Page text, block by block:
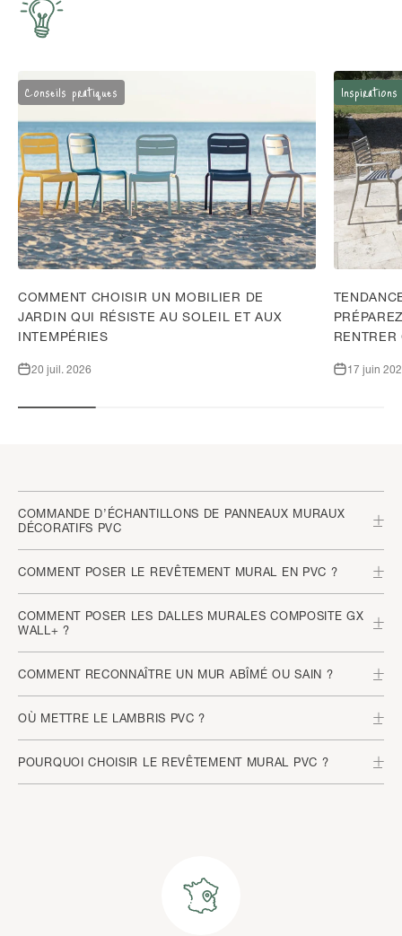
Conseils pratiques
COMMENT CHOISIR UN MOBILIER DE
JARDIN QUI RÉSISTE AU SOLEIL ET AUX
INTEMPÉRIES
20 juil. 2026
Inspirations
17 juin
COMMANDE D’ÉCHANTILLONS DE PANNEAUX MURAUX
DÉCORATIFS PVC
COMMENT POSER LE REVÊTEMENT MURAL EN PVC ?
COMMENT POSER LES DALLES MURALES COMPOSITE GX
WALL+ ?
COMMENT RECONNAÎTRE UN MUR ABÎMÉ OU SAIN ?
OÙ METTRE LE LAMBRIS PVC ?
POURQUOI CHOISIR LE REVÊTEMENT MURAL PVC ?